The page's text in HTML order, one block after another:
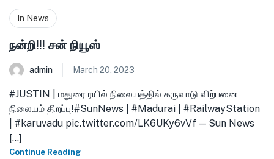
In News
நன்றி!!! சன் நியூஸ்
admin March 20, 2023
#JUSTIN | மதுரை ரயில் நிலையத்தில் கருவாடு விற்பனை
நிலையம் திறப்பு!#SunNews | #Madurai | #RailwayStation
| #karuvadu pic.twitter.com/LK6UKy6vVf — Sun News
[...]
Continue Reading